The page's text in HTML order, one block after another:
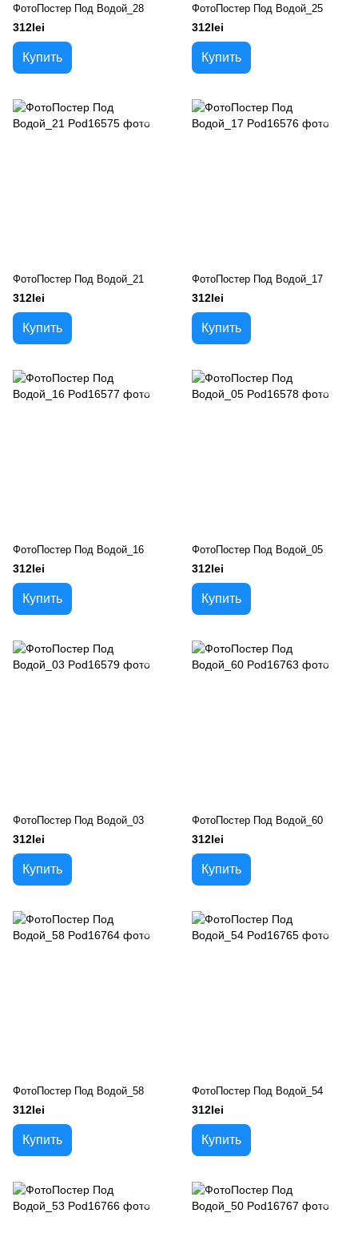
ФотоПостер Под Водой_28
312lei
Купить
ФотоПостер Под Водой_25
312lei
Купить
ФотоПостер Под Водой_21
312lei
Купить
ФотоПостер Под Водой_17
312lei
Купить
ФотоПостер Под Водой_16
312lei
Купить
ФотоПостер Под Водой_05
312lei
Купить
ФотоПостер Под Водой_03
312lei
Купить
ФотоПостер Под Водой_60
312lei
Купить
ФотоПостер Под Водой_58
312lei
Купить
ФотоПостер Под Водой_54
312lei
Купить